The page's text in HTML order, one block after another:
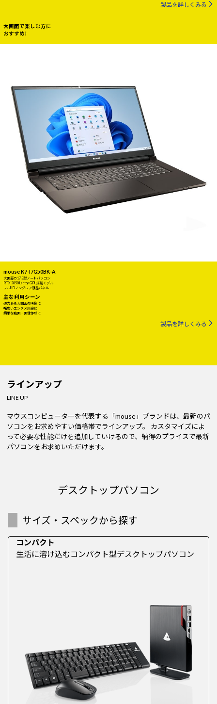
製品を詳しくみる
大画面で楽しむ方に
おすすめ!
mouse K7-I7G50BK-A
大画面の17.3型ノートパソコン
RTX 2050 Laptop GPU搭載モデル
フルHDノングレア液晶パネル
主な利用シーン
迫力ある大画面の映像に
幅広いエンタメ用途に
簡単な動画・画像作成に
製品を詳しくみる
ラインアップ
LINE UP
マウスコンピューターを代表する「mouse」ブランドは、最新のパ
ソコンをお求めやすい価格帯でラインアップ。 カスタマイズによ
って必要な性能だけを追加していけるので、納得のプライスで最新
パソコンをお求めいただけます。
デスクトップパソコン
サイズ・スペックから探す
コンパクト
生活に溶け込むコンパクト型デスクトップパソコン